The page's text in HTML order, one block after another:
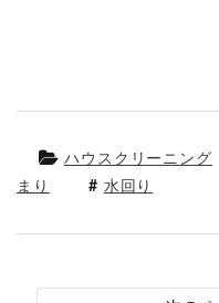
ハウスクリーニング
まり
水回り